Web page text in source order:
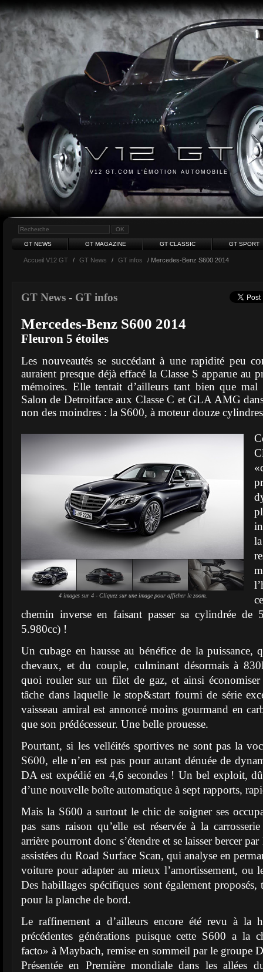
V12 GT.COM L'ÉMOTION AUTOMOBILE
GT NEWS GT MAGAZINE GT CLASSIC GT SPORT
Accueil V12 GT / GT News / GT infos / Mercedes-Benz S600 2014
GT News - GT infos
Mercedes-Benz S600 2014
Fleuron 5 étoiles
Les nouveautés se succédant à une rapidité peu
auraient presque déjà effacé la Classe S apparue au
mémoires. Elle tentait d’ailleurs tant bien que mal
Salon de Detroitface aux Classe C et GLA AMG
non des moindres : la S600, à moteur douze
4 images sur 4 - Cliquez sur une image pour afficher le zoom.
chemin inverse en faisant passer sa cylindrée
5.980cc) !
Un cubage en hausse au bénéfice de la puissance,
chevaux, et du couple, culminant désormais à
quoi rouler sur un filet de gaz, et ainsi
tâche dans laquelle le stop&start fourni de série
vaisseau amiral est annoncé moins gourmand en
que son prédécesseur. Une belle prouesse.
Pourtant, si les velléités sportives ne sont pas la
S600, elle n’en est pas pour autant dénuée de
DA est expédié en 4,6 secondes ! Un bel exploit,
d’une nouvelle boîte automatique à sept rapports,
Mais la S600 a surtout le chic de soigner ses
pas sans raison qu’elle est réservée à la
arrière pourront donc s’étendre et se laisser bercer
assistées du Road Surface Scan, qui analyse en
voiture pour adapter au mieux l’amortissement,
Des habillages spécifiques sont également
pour la planche de bord.
Le raffinement a d’ailleurs encore été revu à la
précédentes générations puisque cette S600 a la
facto» à Maybach, remise en sommeil par le groupe
Présentée en Première mondiale dans les allées